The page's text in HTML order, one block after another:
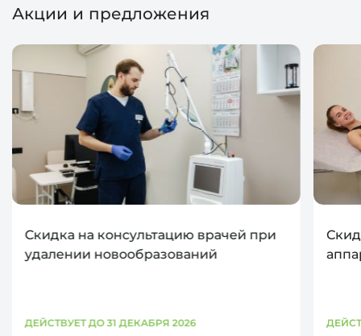
Акции и предложения
Скидка на консультацию врачей при
удалении новообразований
ДЕЙСТВУЕТ ДО 31 ДЕКАБРЯ 2026